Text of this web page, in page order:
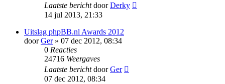
Laatste berichtdoorDerky
14 jul 2013, 21:33
Uitslag phpBB.nl Awards 2012
doorGer» 07 dec 2012, 08:34
0 Reacties
24716 Weergaves
Laatste berichtdoorGer
07 dec 2012, 08:34